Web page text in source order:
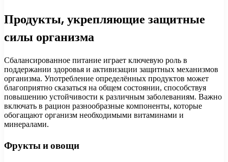
Продукты, укрепляющие защитные
силы организма
Сбалансированное питание играет ключевую роль в
поддержании здоровья и активизации защитных механизмов
организма. Употребление определённых продуктов может
благоприятно сказаться на общем состоянии, способствуя
повышению устойчивости к различным заболеваниям. Важно
включать в рацион разнообразные компоненты, которые
обогащают организм необходимыми витаминами и
минералами.
Фрукты и овощи